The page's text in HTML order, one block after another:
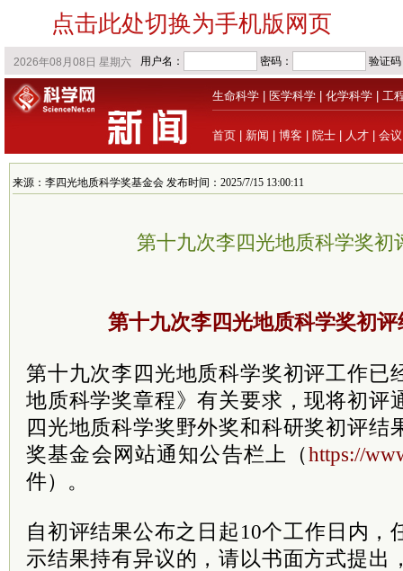
点击此处切换为手机版网页
生命科学 医学科学 化学科学 工
首页 新闻 博客 院士 人才 会议
来源：李四光地质科学奖基金会 发布时间：2025/7/15 13:00:11
第十九次李四光地质科学奖初
第十九次李四光地质科学奖初
第十九次李四光地质科学奖初评工作已
地质科学奖章程》有关要求，现将初评
四光地质科学奖野外奖和科研奖初评结
奖基金会网站通知公告栏上（https://
件）。
自初评结果公布之日起10个工作日内，
示结果持有异议的，请以书面方式提出